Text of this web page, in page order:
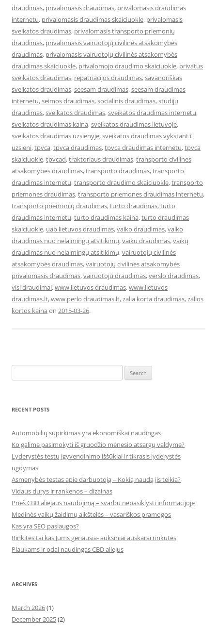
draudimas, privalomasis draudimas, privalomasis draudimas
internetu, privalomasis draudimas skaiciuokle, privalomasis
sveikatos draudimas, privalomasis transporto priemonių
draudimas, privalomasis vairuotojų civilinės atsakomybės
draudimas, privalomasis vairuotojų civilinės atsakomybės
draudimas skaiciuokle, privalomojo draudimo skaiciuokle, privatus
sveikatos draudimas, repatriacijos draudimas,savanoriškas
sveikatos draudimas,seesam draudimas,seesam draudimas
internetu,seimos draudimas,socialinis draudimas,studiju
draudimas,sveikatos draudimas,sveikatos draudimas internetu,
sveikatos draudimas kaina,sveikatos draudimas lietuvoje,
sveikatos draudimas uzsienyje,sveikatos draudimas vykstant i
uzsieni,tpvca,tpvca draudimas,tpvca draudimas internetu,tpvca
skaiciuokle,tpvcad,traktoriaus draudimas,transporto civilines
atsakomybes draudimas,transporto draudimas,transporto
draudimas internetu,transporto draudimo skaiciuokle,transporto
priemones draudimas,transporto priemones draudimas internetu,
transporto priemonių draudimas,turto draudimas,turto
draudimas internetu,turto draudimas kaina,turto draudimas
skaiciuokle, uab lietuvos draudimas,vaiko draudimas,vaiko
draudimas nuo nelaimingų atsitikimų,vaiku draudimas,vaikų
draudimas nuo nelaimingų atsitikimų,vairuotojų civilinės
atsakomybės draudimas,vairuotojų civilinės atsakomybės
privalomasis draudimas,vairuotoju draudimas,verslo draudimas,
visi draudimai,www.lietuvos draudimas,www.lietuvos
draudimas.lt,www.perlo draudimas.lt,zalia korta draudimas,zalios
kortos kaina on 2015-03-26.
for:
RECENT POSTS
Automobilių supirkimas yra ekonomiškai naudingas
Ko galime pasimokyti iš gruodžio mėnesio atsargų valdyme?
Lyderystės testų įgyvendinimo iššūkiai ir tikrasis lyderystės
ugdymas
Asmenybės testas apie darbuotoją – Kokią naudą jis teikia?
Vidaus durys ir rankenos – dizainas
Prieš CBD aliejaus naudojimą – svarbu nepasiklysti informacijoje
Medinės vaikų žaidimų aikštelės – vasariškos pramogos
Kas yra SEO paslaugos?
Rinkitės tai kas Jums geriausia- auksiniai auskarai rinkutės
Plaukams ir odai naudingas CBD aliejus
ARCHIVES
March 2026(1)
December 2025(2)